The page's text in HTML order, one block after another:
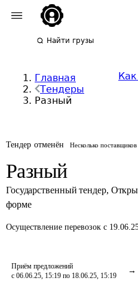
Найти грузы
Главная
Тендеры
Разный
Тендер отменён Несколько поставщиков
Разный
Государственный тендер,
форме
Осуществление перевозок с
Приём предложений
с 06.06.25, 15:19 по 18.06.25, 15:19